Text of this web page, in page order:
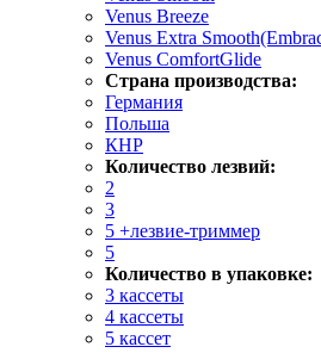
Venus Breeze
Venus Extra
Venus ComfortGlide
Страна производства:
Германия
Польша
КНР
Количество лезвий:
2
3
5 +лезвие-триммер
5
Количество в упаковке:
3 кассеты
4 кассеты
5 кассет